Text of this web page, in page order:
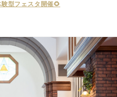
型フェスタ開催🌻